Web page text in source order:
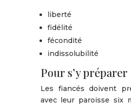
liberté
fidélité
fécondité
indissolubilité
Pour s’y préparer
Les fiancés doivent
avec leur paroisse six